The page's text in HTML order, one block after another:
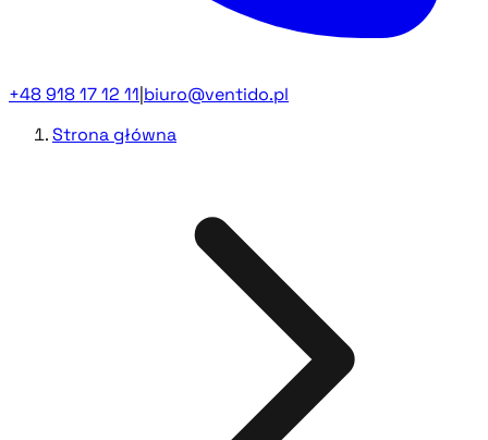
+48 918 17 12 11 biuro@ventido.pl
Strona główna